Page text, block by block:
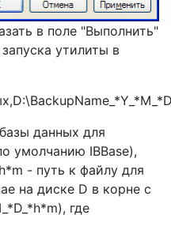
в поле "Выполнить"
утилиты в
данных для
умолчанию IBBase),
- путь к файлу для
на диске D в корне с
где